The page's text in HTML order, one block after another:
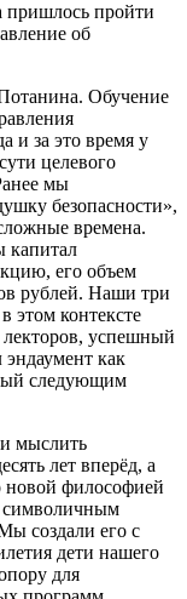
пришлось пройти
об
Обучение
и за это время у
целевого
мы
безопасности»,
времена.
капитал
его объем
рублей. Наши три
этом контексте
успешный
эндаумент как
следующим
мыслить
лет вперёд, а
новой философией
символичным
создали его с
дети нашего
для